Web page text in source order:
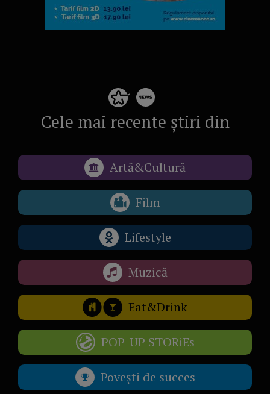
Cele mai recente știri din
Artă&Cultură
Film
Lifestyle
Muzică
Eat&Drink
POP-UP STORiEs
Povești de succes